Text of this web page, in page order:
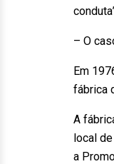
– O
Em
fábrica
A
local
a